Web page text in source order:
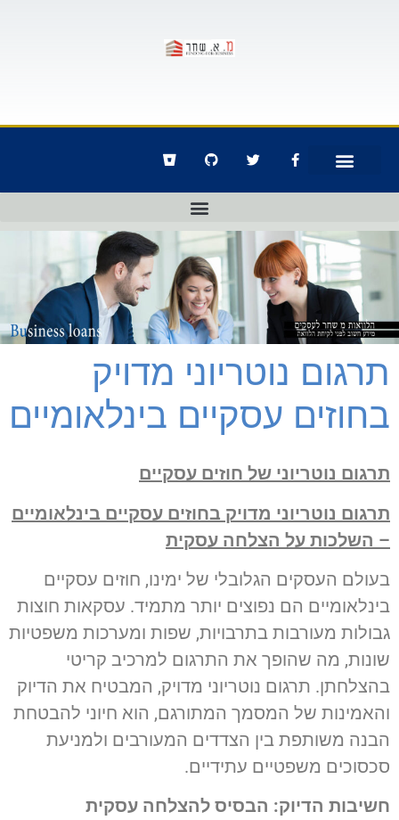
תרגום נוטריוני מדויק
בחוזים עסקיים בינלאומיים
תרגום נוטריוני של חוזים עסקיים
תרגום נוטריוני מדויק בחוזים עסקיים בינלאומיים
– השלכות על הצלחה עסקית
בעולם העסקים הגלובלי של ימינו, חוזים עסקיים
בינלאומיים הם נפוצים יותר מתמיד. עסקאות חוצות
גבולות מעורבות בתרבויות, שפות ומערכות משפטיות
שונות, מה שהופך את התרגום למרכיב קריטי
בהצלחתן. תרגום נוטריוני מדויק, המבטיח את הדיוק
והאמינות של המסמך המתורגם, הוא חיוני להבטחת
הבנה משותפת בין הצדדים המעורבים ולמניעת
סכסוכים משפטיים עתידיים.
חשיבות הדיוק: הבסיס להצלחה עסקית